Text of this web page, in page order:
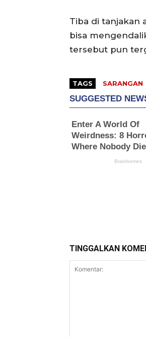
Tiba di tanjakan
bisa
tersebut pun
TAGS SARANGAN
TINGGALKAN